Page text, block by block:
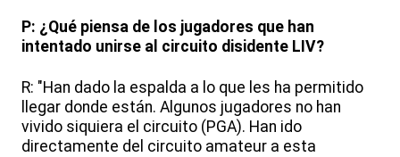
P: ¿Qué piensa de los jugadores que han
intentado unirse al circuito disidente LIV?
R: "Han dado la espalda a lo que les ha permitido
llegar donde están. Algunos jugadores no han
vivido siquiera el circuito (PGA). Han ido
directamente del circuito amateur a esta